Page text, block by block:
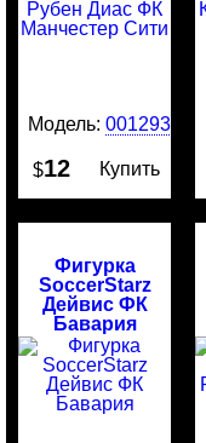
Модель:0012937
$12 Купить
Фигурка
SoccerStarz
Дейвис ФК
Бавария